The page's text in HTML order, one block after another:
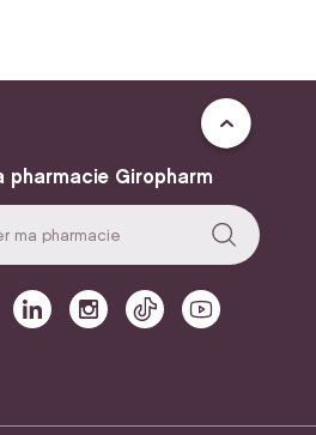
pharmacie Giropharm